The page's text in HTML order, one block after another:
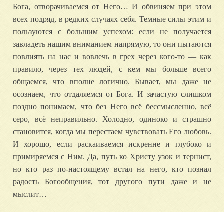
Бога, отворачиваемся от Него… И обвиняем при этом
всех подряд, в редких случаях себя. Темные силы этим и
пользуются с большим успехом: если не получается
завладеть нашим вниманием напрямую, то они пытаются
повлиять на нас и вовлечь в грех через кого-то — как
правило, через тех людей, с кем мы больше всего
общаемся, что вполне логично. Бывает, мы даже не
осознаем, что отдаляемся от Бога. И зачастую слишком
поздно понимаем, что без Него всё бессмысленно, всё
серо, всё неправильно. Холодно, одиноко и страшно
становится, когда мы перестаем чувствовать Его любовь.
И хорошо, если раскаиваемся искренне и глубоко и
примиряемся с Ним. Да, путь ко Христу узок и тернист,
но кто раз по-настоящему встал на него, кто познал
радость Богообщения, тот другого пути даже и не
мыслит…